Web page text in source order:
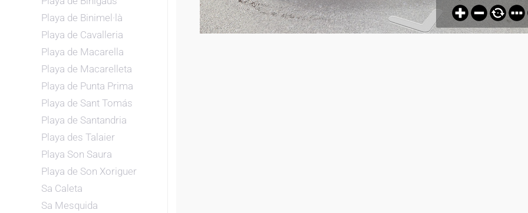
Playa de Binimel·là
Playa de Cavalleria
Playa de Macarella
Playa de Macarelleta
Playa de Punta Prima
Playa de Sant Tomás
Playa de Santandria
Playa des Talaier
Playa Son Saura
Playa de Son Xoriguer
Sa Caleta
Sa Mesquida